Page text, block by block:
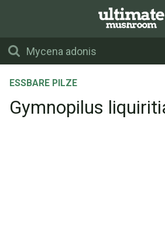
ESSBARE PILZE
Gymnopilus